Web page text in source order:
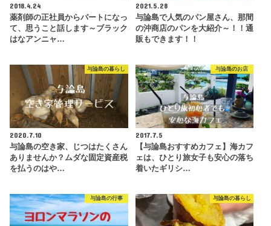
2018.4.24
薬剤師の正社員からパートになっ
て、思うこと話します～ブラック
はなアンニャ…
2021.5.28
与論島で人気のパン屋さん、那間
の沖商店のパンを大紹介～！！通
販もできます！！
与論島の暮らし
2020.7.10
与論島の空き家、じつはたくさん
ありませんか？ムダな固定資産税
を払うのはや…
与論島のお店
2017.7.5
【与論島おすすめカフェ】海カフ
ェは、ひとり旅女子も安心の落ち
着いたギリシ…
与論島の行事 与論島の暮らし